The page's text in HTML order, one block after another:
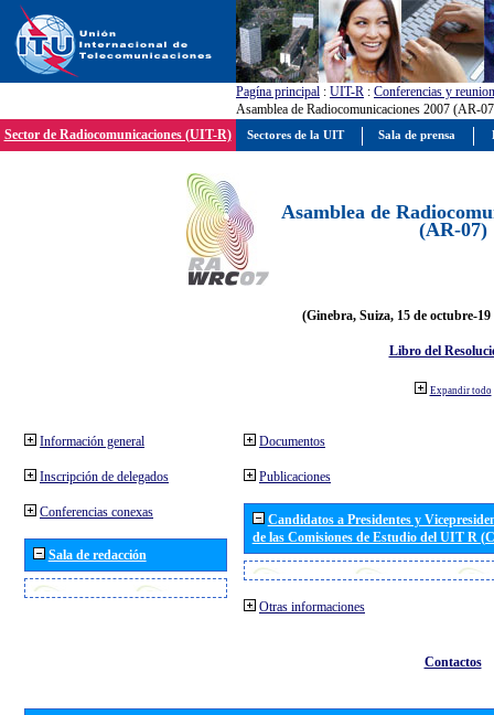
Pagína principal : UIT-R : Conferencias y
Asamblea de Radiocomunicaciones 2007 (AR-
Sector de Radiocomunicaciones (UIT-R)
Asamblea de
(AR-07)
(Ginebra, Suiza, 15 de octubre-19
Libro del
Expandir todo
Información general
Inscripción de delegados
Conferencias conexas
Sala de redacción
Documentos
Publicaciones
Candidatos a Presidentes y
de las Comisiones de Estudio del UIT R
Otras informaciones
Contactos
Sectores de la UIT Sala de prensa